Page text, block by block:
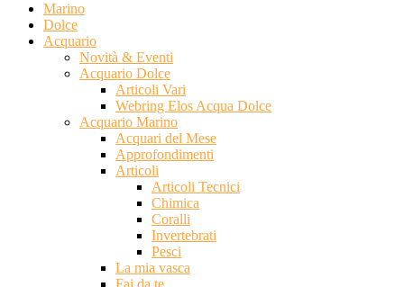
Marino
Dolce
Acquario
Novità & Eventi
Acquario Dolce
Articoli Vari
Webring Elos Acqua Dolce
Acquario Marino
Acquari del Mese
Approfondimenti
Articoli
Articoli Tecnici
Chimica
Coralli
Invertebrati
Pesci
La mia vasca
Fai da te